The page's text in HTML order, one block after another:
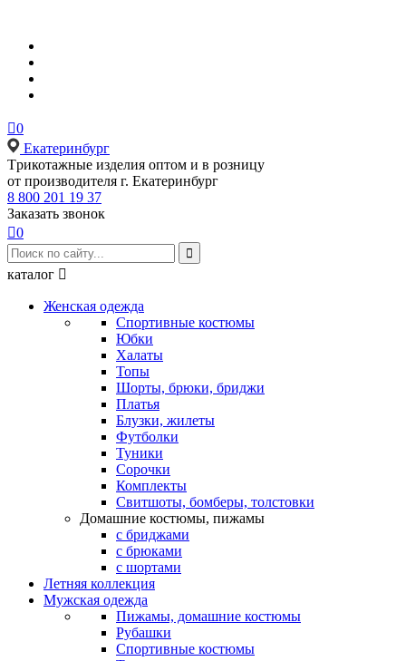
0
Екатеринбург
Tрикотажные изделия оптом и в розницу
от производителя г. Екатеринбург
8 800 201 19 37
Заказать звонок
0

каталог 
Женская одежда
Спортивные костюмы
Юбки
Халаты
Топы
Шорты, брюки, бриджи
Платья
Блузки, жилеты
Футболки
Туники
Сорочки
Комплекты
Свитшоты, бомберы, толстовки
Домашние костюмы, пижамы
с бриджами
с брюками
с шортами
Летняя коллекция
Мужская одежда
Пижамы, домашние костюмы
Рубашки
Спортивные костюмы